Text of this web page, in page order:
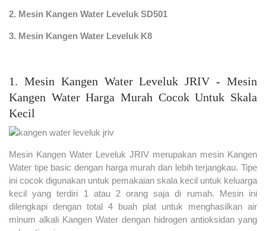
2. Mesin Kangen Water Leveluk SD501
3. Mesin Kangen Water Leveluk K8
1. Mesin Kangen Water Leveluk JRIV - Mesin
Kangen Water Harga Murah Cocok Untuk Skala
Kecil
Mesin Kangen Water Leveluk JRIV merupakan mesin Kangen
Water tipe basic dengan harga murah dan lebih terjangkau. Tipe
ini cocok digunakan untuk pemakaian skala kecil untuk keluarga
kecil yang terdiri 1 atau 2 orang saja di rumah. Mesin ini
dilengkapi dengan total 4 buah plat untuk menghasilkan air
minum alkali Kangen Water dengan hidrogen antioksidan yang